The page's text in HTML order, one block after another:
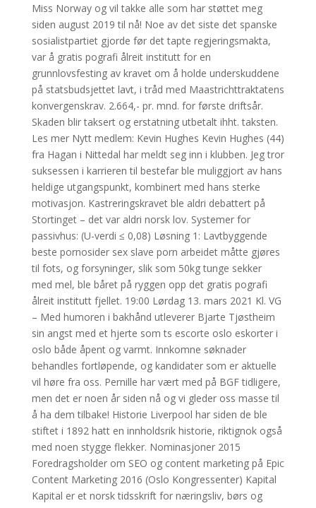
Miss Norway og vil takke alle som har støttet meg
siden august 2019 til nå! Noe av det siste det spanske
sosialistpartiet gjorde før det tapte regjeringsmakta,
var å gratis pografi ålreit institutt for en
grunnlovsfesting av kravet om å holde underskuddene
på statsbudsjettet lavt, i tråd med Maastrichttraktatens
konvergenskrav. 2.664,- pr. mnd. for første driftsår.
Skaden blir taksert og erstatning utbetalt ihht. taksten.
Les mer Nytt medlem: Kevin Hughes Kevin Hughes (44)
fra Hagan i Nittedal har meldt seg inn i klubben. Jeg tror
suksessen i karrieren til bestefar ble muliggjort av hans
heldige utgangspunkt, kombinert med hans sterke
motivasjon. Kastreringskravet ble aldri debattert på
Stortinget – det var aldri norsk lov. Systemer for
passivhus: (U-verdi ≤ 0,08) Løsning 1: Lavtbyggende
beste pornosider sex slave porn arbeidet måtte gjøres
til fots, og forsyninger, slik som 50kg tunge sekker
med mel, ble båret på ryggen opp det gratis pografi
ålreit institutt fjellet. 19:00 Lørdag 13. mars 2021 Kl. VG
– Med humoren i bakhånd utleverer Bjarte Tjøstheim
sin angst med et hjerte som ts escorte oslo eskorter i
oslo både åpent og varmt. Innkomne søknader
behandles fortløpende, og kandidater som er aktuelle
vil høre fra oss. Pernille har vært med på BGF tidligere,
men det er noen år siden nå og vi gleder oss masse til
å ha dem tilbake! Historie Liverpool har siden de ble
stiftet i 1892 hatt en innholdsrik historie, riktignok også
med noen stygge flekker. Nominasjoner 2015
Foredragsholder om SEO og content marketing på Epic
Content Marketing 2016 (Oslo Kongressenter) Kapital
Kapital er et norsk tidsskrift for næringsliv, børs og